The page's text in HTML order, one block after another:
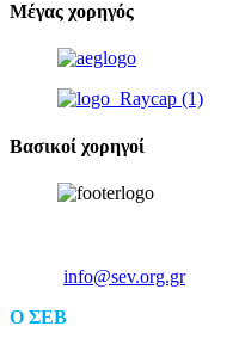
Μέγας χορηγός
Βασικοί χορηγοί
info@sev.org.gr
O ΣΕΒ